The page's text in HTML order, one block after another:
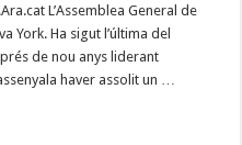
L’Assemblea General de
York. Ha sigut l’última del
de nou anys liderant
haver assolit un …